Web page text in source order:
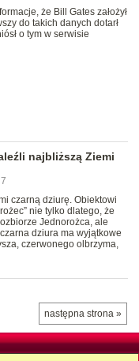
że Bill Gates założył
do takich danych dotarł
o tym w serwisie
najbliższą Ziemi
czarną dziurę. Obiektowi
nie tylko dlatego, że
Jednorożca, ale
dziura ma wyjątkowe
czerwonego olbrzyma,
następna strona »